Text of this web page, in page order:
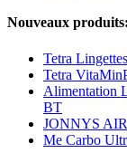
Nouveaux produits:
Tetra
Tetra
Alimentation
BT
JONNYS
Me Carbo